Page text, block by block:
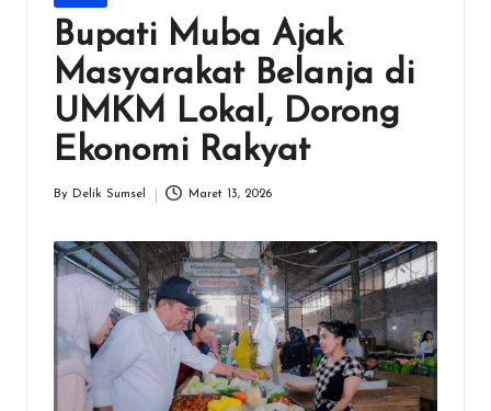
in
Bupati Muba Ajak
Masyarakat Belanja di
UMKM Lokal, Dorong
Ekonomi Rakyat
By Delik Sumsel Maret 13, 2026